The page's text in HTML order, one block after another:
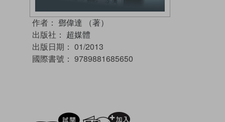
作者： 鄧偉達 （著）
出版社： 超媒體
出版日期： 01/2013
國際書號： 9789881685650
試閲